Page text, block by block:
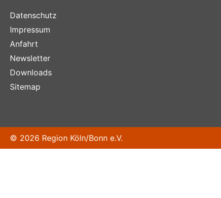
Datenschutz
Impressum
Anfahrt
Newsletter
Downloads
Sitemap
© 2026 Region Köln/Bonn e.V.